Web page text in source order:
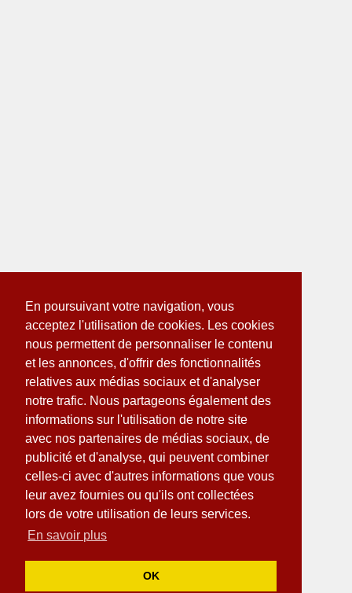
En poursuivant votre navigation, vous
acceptez l'utilisation de cookies. Les cookies
nous permettent de personnaliser le contenu
et les annonces, d'offrir des fonctionnalités
relatives aux médias sociaux et d'analyser
notre trafic. Nous partageons également des
informations sur l'utilisation de notre site
avec nos partenaires de médias sociaux, de
publicité et d'analyse, qui peuvent combiner
celles-ci avec d'autres informations que vous
leur avez fournies ou qu'ils ont collectées
lors de votre utilisation de leurs services.
En savoir plus
OK